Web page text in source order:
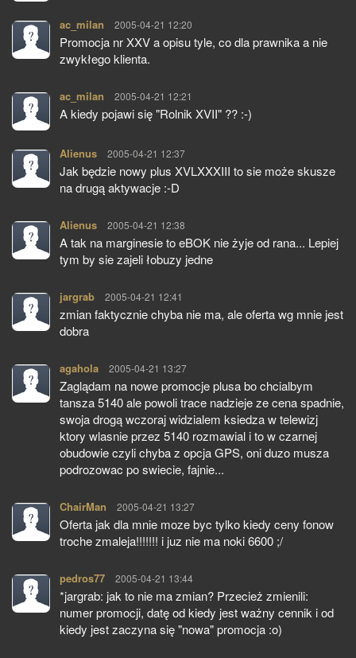
ac_milan pisze:
2005-04-21 12:20
Promocja nr XXV a opisu tyle, co dla prawnika a nie
zwykłego klienta.
ac_milan pisze:
2005-04-21 12:21
A kiedy pojawi się "Rolnik XVII" ?? :-)
Alienus pisze:
2005-04-21 12:37
Jak będzie nowy plus XVLXXXIII to sie może skusze
na drugą aktywacje :-D
Alienus pisze:
2005-04-21 12:38
A tak na marginesie to eBOK nie żyje od rana... Lepiej
tym by sie zajeli łobuzy jedne
jargrab pisze:
2005-04-21 12:41
zmian faktycznie chyba nie ma, ale oferta wg mnie jest
dobra
agahola pisze:
2005-04-21 13:27
Zaglądam na nowe promocje plusa bo chcialbym
tansza 5140 ale powoli trace nadzieje ze cena spadnie,
swoja drogą wczoraj widzialem ksiedza w telewizj
ktory wlasnie przez 5140 rozmawial i to w czarnej
obudowie czyli chyba z opcja GPS, oni duzo musza
podrozowac po swiecie, fajnie...
ChairMan pisze:
2005-04-21 13:27
Oferta jak dla mnie moze byc tylko kiedy ceny fonow
troche zmaleja!!!!!!! i juz nie ma noki 6600 ;/
pedros77 pisze:
2005-04-21 13:44
*jargrab: jak to nie ma zmian? Przecież zmienili:
numer promocji, datę od kiedy jest ważny cennik i od
kiedy jest zaczyna się "nowa" promocja :o)